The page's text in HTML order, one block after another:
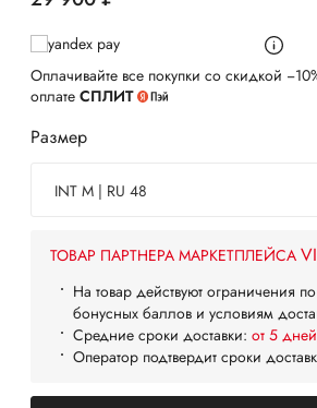
Оплачивайте все покупки со скидкой
оплате СПЛИТ
Размер
INT M | RU 48
ТОВАР ПАРТНЕРА МАРКЕТПЛЕЙСА
На товар действуют ограничения
бонусных баллов и условиям
Средние сроки доставки: от 5 дней
Оператор подтвердит сроки